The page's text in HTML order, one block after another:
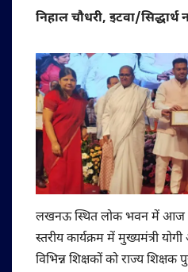
निहाल चौधरी, इटवा/
लखनऊ स्थित लोक भवन में आज
स्तरीय कार्यक्रम में मुख्यमंत्री
विभिन्न शिक्षकों को राज्य शिक्षक